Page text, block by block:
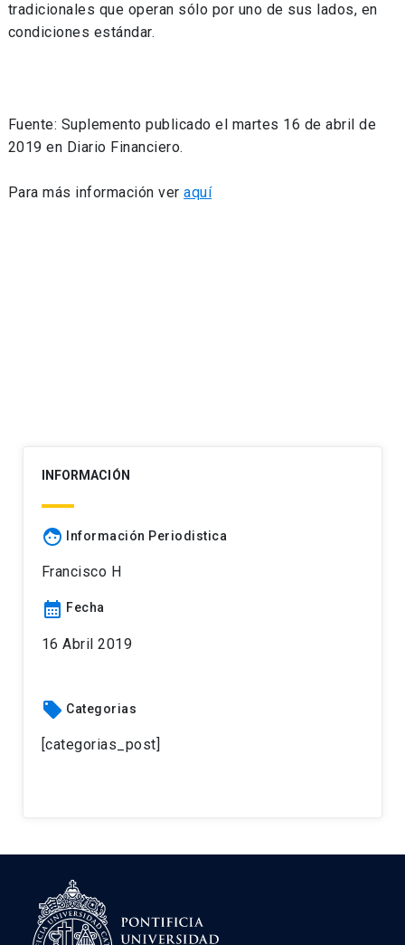
tradicionales que operan sólo por uno de sus lados, en
condiciones estándar.
Fuente: Suplemento publicado el martes 16 de abril de
2019 en Diario Financiero.
Para más información veraquí
INFORMACIÓN
face Información Periodistica
Francisco H
calendar_month Fecha
16 Abril 2019
local_offer Categorias
[categorias_post]